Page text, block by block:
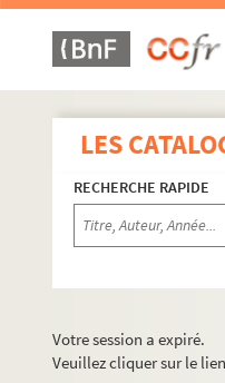
LES
RECHERCHE RAPIDE
Votre session a expiré.
Veuillez cliquer sur le